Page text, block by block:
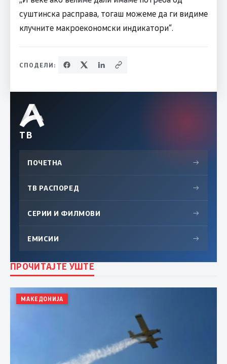
суштинска расправа, тогаш можеме да ги видиме
клучните макроекономски индикатори“.
СПОДЕЛИ:
ТВ
ПОЧЕТНА →
ТВ РАСПОРЕД →
СЕРИИ И ФИЛМОВИ →
ЕМИСИИ →
ПРОЧИТАЈТЕ УШТЕ
МАКЕДОНИЈА